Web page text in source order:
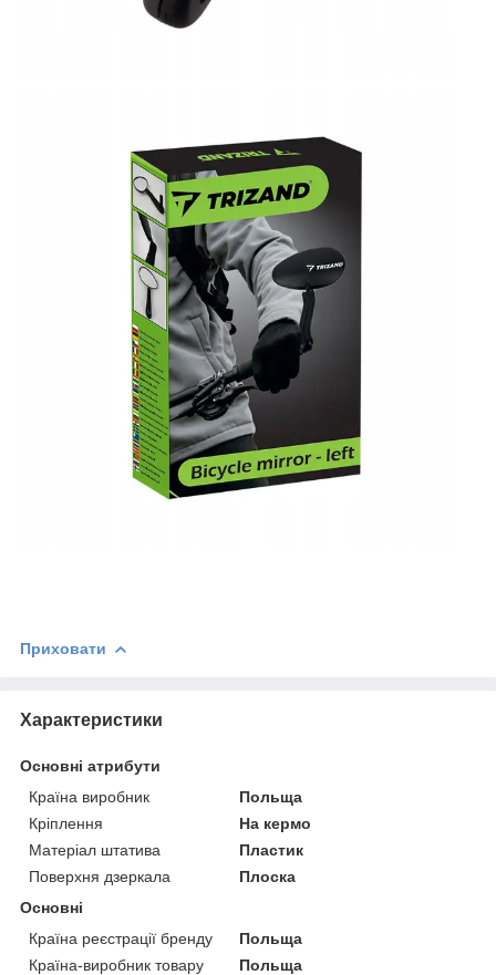
Приховати
Характеристики
Основні атрибути
Країна виробник
Польща
Кріплення
На кермо
Матеріал штатива
Пластик
Поверхня дзеркала
Плоска
Основні
Країна реєстрації бренду
Польща
Країна-виробник товару
Польща